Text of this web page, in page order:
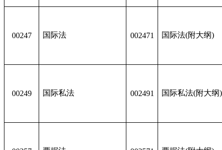
00247 国际法 002471 国际法(附大纲)
00249 国际私法 002491 国际私法(附大纲)